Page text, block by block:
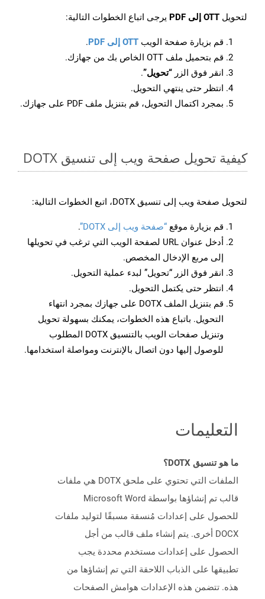
لتحويل OTT إلى PDF يرجى اتباع الخطوات التالية:
قم بزيارة صفحة الويب OTT إلى PDF
.
قم بتحميل ملف OTT الخاص بك من جهازك.
انقر فوق الزر “تحويل”.
انتظر حتى ينتهي التحويل.
بمجرد اكتمال التحويل، قم بتنزيل ملف PDF على جهازك.
كيفية تحويل صفحة ويب إلى تنسيق DOTX
لتحويل صفحة ويب إلى تنسيق DOTX، اتبع الخطوات التالية:
قم بزيارة موقع “صفحة ويب إلى DOTX”
.
أدخل عنوان URL لصفحة الويب التي ترغب في تحويلها
إلى مربع الإدخال المخصص.
انقر فوق الزر “تحويل” لبدء عملية التحويل.
انتظر حتى يكتمل التحويل.
قم بتنزيل الملف DOTX على جهازك بمجرد انتهاء
التحويل. باتباع هذه الخطوات، يمكنك بسهولة تحويل
وتنزيل صفحات الويب بالتنسيق DOTX المطلوب
للوصول إليها دون اتصال بالإنترنت ومواصلة استخدامها.
التعليمات
ما هو تنسيق DOTX؟
الملفات التي تحتوي على ملحق DOTX هي ملفات
قالب تم إنشاؤها بواسطة Microsoft Word
للحصول على إعدادات مُنسقة مسبقًا لتوليد ملفات
DOCX أخرى. يتم إنشاء ملف قالب من أجل
الحصول على إعدادات مستخدم محددة يجب
تطبيقها على الذباب اللاحقة التي تم إنشاؤها من
هذه. تتضمن هذه الإعدادات هوامش الصفحات